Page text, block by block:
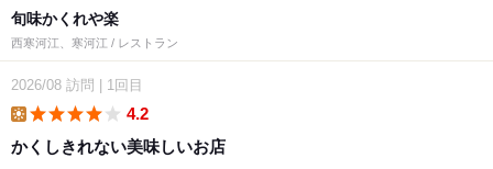
旬味かくれや楽
西寒河江、寒河江 / レストラン
2026/08 訪問 1回目
4.2
かくしきれない美味しいお店